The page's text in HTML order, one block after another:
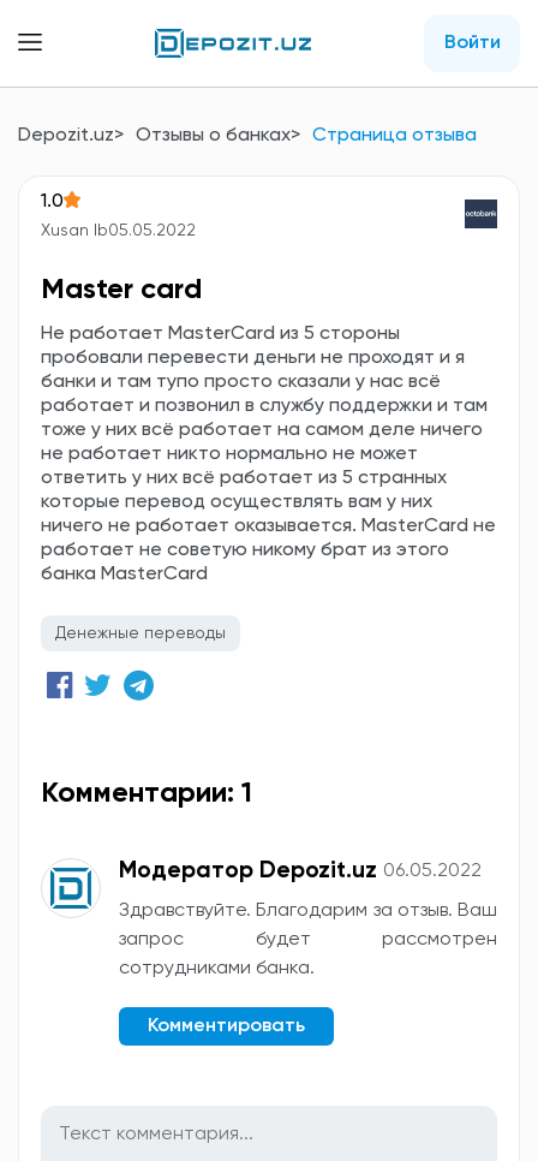
Войти
Depozit.uz Отзывы о банках Страница отзыва
1.0
Xusan Ib05.05.2022
Master card
Не работает MasterCard из 5 стороны
пробовали перевести деньги не проходят и я
банки и там тупо просто сказали у нас всё
работает и позвонил в службу поддержки и там
тоже у них всё работает на самом деле ничего
не работает никто нормально не может
ответить у них всё работает из 5 странных
которые перевод осуществлять вам у них
ничего не работает оказывается. MasterCard не
работает не советую никому брат из этого
банка MasterCard
Денежные переводы
Комментарии: 1
Модератор Depozit.uz 06.05.2022
Здравствуйте. Благодарим за отзыв. Ваш
запрос будет рассмотрен
сотрудниками банка.
Комментировать